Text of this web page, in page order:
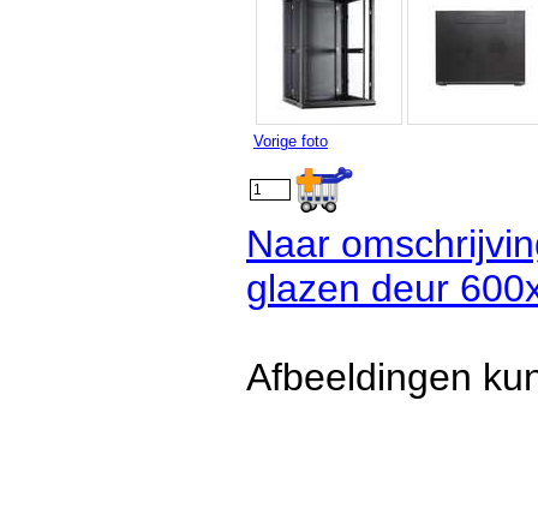
Vorige foto
Naar
glazen deur
Afbeeldingen